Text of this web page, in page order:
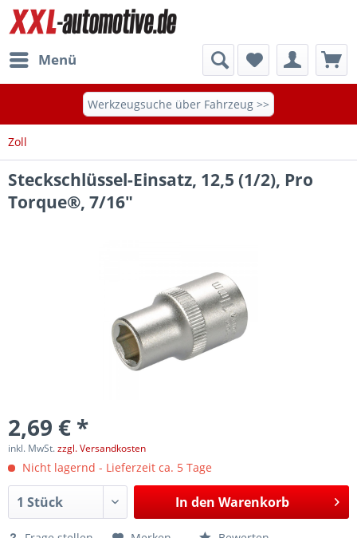
Menü
Werkzeugsuche über Fahrzeug >>
Zoll
Steckschlüssel-Einsatz, 12,5 (1/2), Pro
Torque®, 7/16"
2,69 € *
inkl. MwSt.zzgl. Versandkosten
Nicht lagernd - Lieferzeit ca. 5 Tage
In den Warenkorb